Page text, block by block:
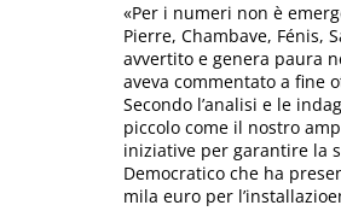
«Per i numeri non è
Pierre, Chambave, Fénis,
avvertito e genera paura
aveva commentato a fine
Secondo l’analisi e le
piccolo come il nostro
iniziative per garantire la
Democratico che ha
mila euro per